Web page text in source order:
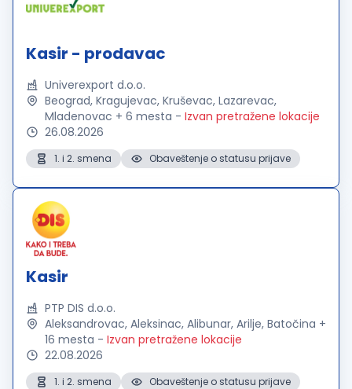
Kasir - prodavac
Univerexport d.o.o.
Beograd, Kragujevac, Kruševac, Lazarevac,
Mladenovac + 6 mesta - Izvan pretražene lokacije
26.08.2026
1. i 2. smena Obaveštenje o statusu prijave
Kasir
PTP DIS d.o.o.
Aleksandrovac, Aleksinac, Alibunar, Arilje, Batočina +
16 mesta - Izvan pretražene lokacije
22.08.2026
1. i 2. smena
Obaveštenje o statusu prijave